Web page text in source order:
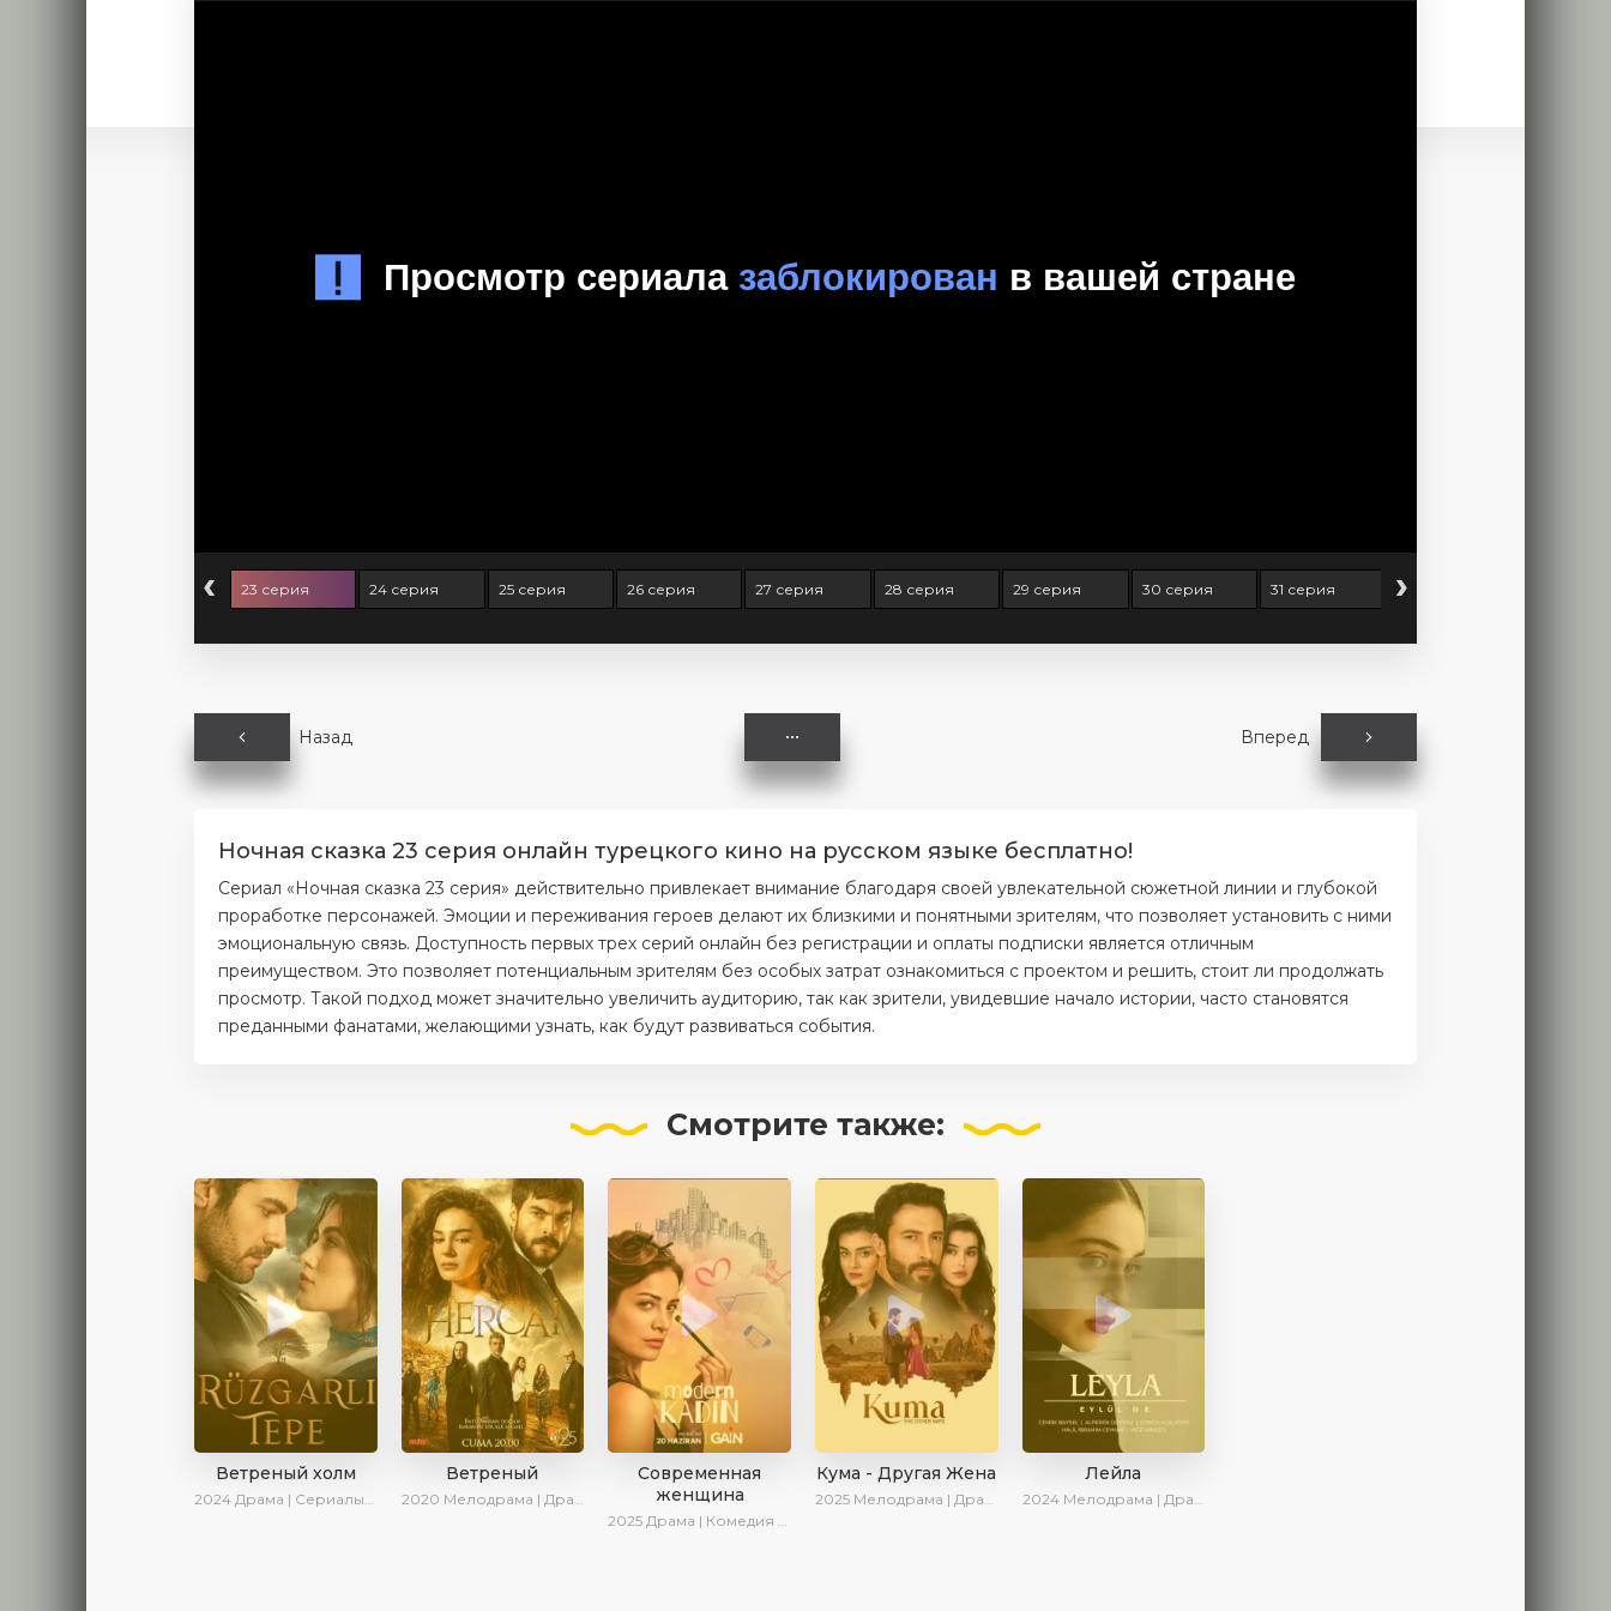
‹ 23 серия 24 серия 25 серия 26 серия 27 серия 28 серия 29 серия 30 серия 31 серия 32 серия
›
Назад Вперед
Ночная сказка 23 серия онлайн турецкого кино на русском языке бесплатно!
Сериал «Ночная сказка 23 серия» действительно привлекает внимание благодаря своей увлекательной сюжетной линии и глубокой
проработке персонажей. Эмоции и переживания героев делают их близкими и понятными зрителям, что позволяет установить с ними
эмоциональную связь. Доступность первых трех серий онлайн без регистрации и оплаты подписки является отличным
преимуществом. Это позволяет потенциальным зрителям без особых затрат ознакомиться с проектом и решить, стоит ли продолжать
просмотр. Такой подход может значительно увеличить аудиторию, так как зрители, увидевшие начало истории, часто становятся
преданными фанатами, желающими узнать, как будут развиваться события.
Смотрите также:
Ветреный холм
2024 Драма | Сериалы 2024
Ветреный
2020 Мелодрама | Драма | SesDizi | Ирина Котова | AveTurk
Современная
женщина
2025 Драма | Комедия | Новинки | Сериалы 2025
Кума - Другая Жена
2025 Мелодрама | Драма | Новинки | Сериалы 2025
Лейла
2024 Мелодрама | Драма | Ирина Котова | AveTurk | AlisaDirilis | Сериалы 2024